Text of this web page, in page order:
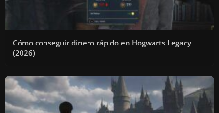
Cómo conseguir dinero rápido en Hogwarts Legacy
(2026)